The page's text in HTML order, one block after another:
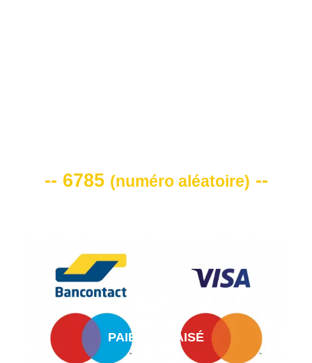
-- 6785 (numéro aléatoire) --
PAIEMENT AISÉ